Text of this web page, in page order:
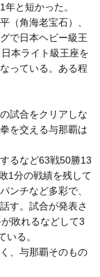
と短かった。
（角海老宝石）、
で日本ヘビー級王
本ライト級王座を
っている。ある程
試合をクリアしな
を交える与那覇は
るなど63戦50勝13
1分の戦績を残して
ンチなど多彩で、
す。試合が発表さ
敗れるなどして3
いる。
、与那覇そのもの